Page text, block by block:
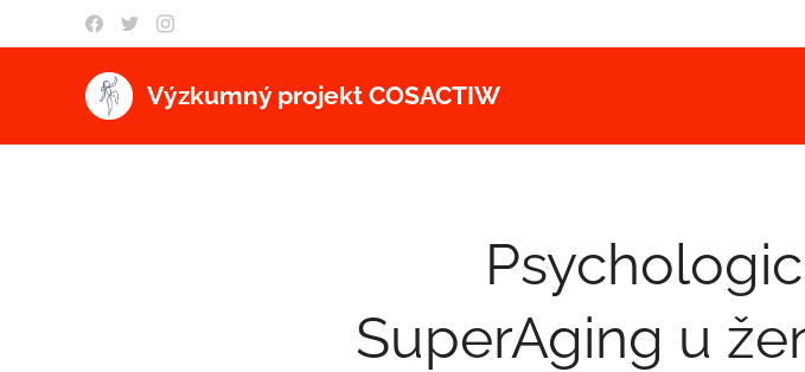
Výzkumný projekt COSACTIW
SuperAging u